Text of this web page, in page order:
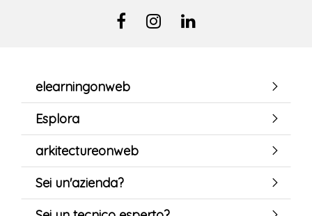
elearningonweb
Esplora
arkitectureonweb
Sei un'azienda?